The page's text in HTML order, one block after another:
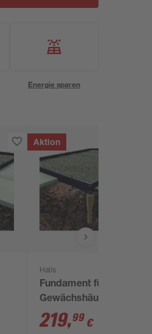
Energie sparen
Aktion
Halls
Fundament für
Gewächshäuser
'Magnum 128' und
'Universal 128' 9,9 m²
219,99 €